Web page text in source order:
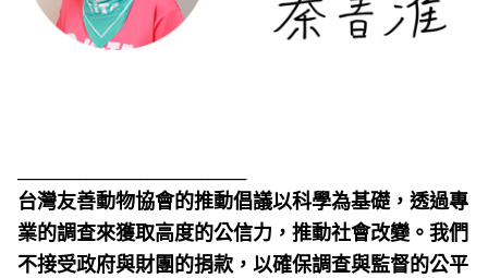
台灣友善動物協會的推動倡議以科學為基礎，透過專
業的調查來獲取高度的公信力，推動社會改變。我們
不接受政府與財團的捐款，以確保調查與監督的公平